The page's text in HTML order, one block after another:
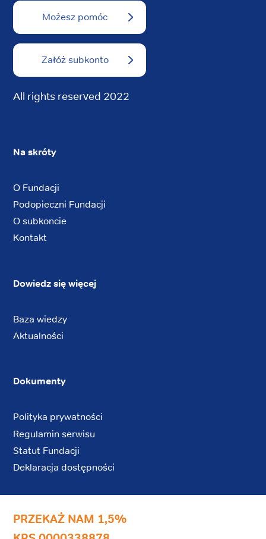
Możesz pomóc
Załóż subkonto
All rights reserved 2022
Na skróty
O Fundacji
Podopieczni Fundacji
O subkoncie
Kontakt
Dowiedz się więcej
Baza wiedzy
Aktualności
Dokumenty
Polityka prywatności
Regulamin serwisu
Statut Fundacji
Deklaracja dostępności
PRZEKAŻ NAM 1,5%